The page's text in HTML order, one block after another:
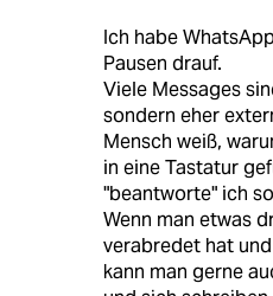
Ich habe
Pausen drauf.
Viele Messages
sondern eher
Mensch weiß,
in eine Tastatur
"beantworte" ich
Wenn man etwas
verabredet hat
kann man gerne